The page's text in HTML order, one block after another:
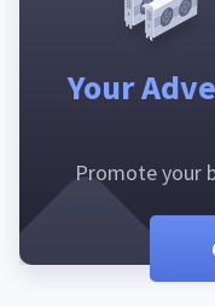
Your
Promote your